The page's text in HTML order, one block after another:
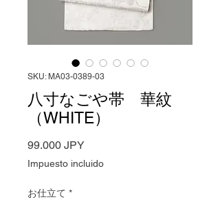
SKU: MA03-0389-03
八寸なごや帯 華紋
（WHITE）
99.000 JPYPrecio
Impuesto incluido
お仕立て *